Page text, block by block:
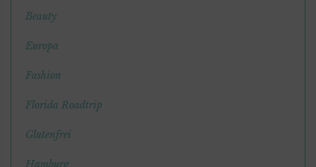
Beauty
Europa
Fashion
Florida Roadtrip
Glutenfrei
Hamburg